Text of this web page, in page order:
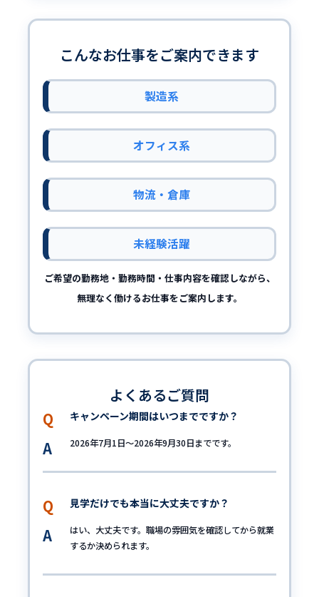
こんなお仕事をご案内できます
製造系
オフィス系
物流・倉庫
未経験活躍
ご希望の勤務地・勤務時間・仕事内容を確認しながら、
無理なく働けるお仕事をご案内します。
よくあるご質問
キャンペーン期間はいつまでですか？
2026年7月1日〜2026年9月30日までです。
見学だけでも本当に大丈夫ですか？
はい、大丈夫です。職場の雰囲気を確認してから就業
するか決められます。